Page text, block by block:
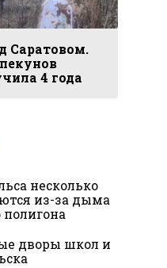
Саратовом.
4 года
несколько
из-за дыма
полигона
дворы школ и